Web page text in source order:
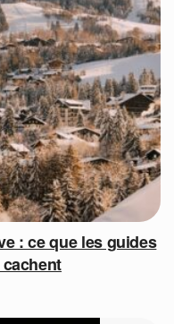
: ce que les guides